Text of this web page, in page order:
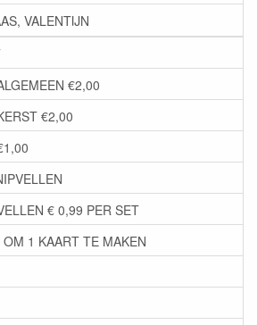
VALENTIJN
€2,00
€2,00
€ 0,99 PER SET
1 KAART TE MAKEN